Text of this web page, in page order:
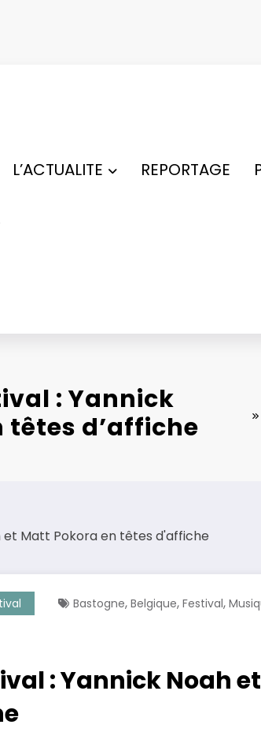
L’ACTUALITE REPORTAGE
: Yannick
têtes d’affiche
Bastogne, Belgique, Festival,
: Yannick Noah